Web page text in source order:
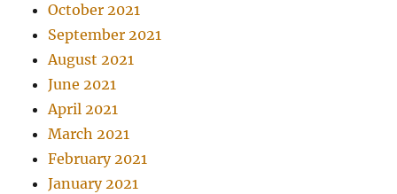
October 2021
September 2021
August 2021
June 2021
April 2021
March 2021
February 2021
January 2021